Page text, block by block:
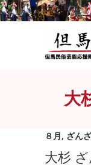
大
８月, ざん
大杉